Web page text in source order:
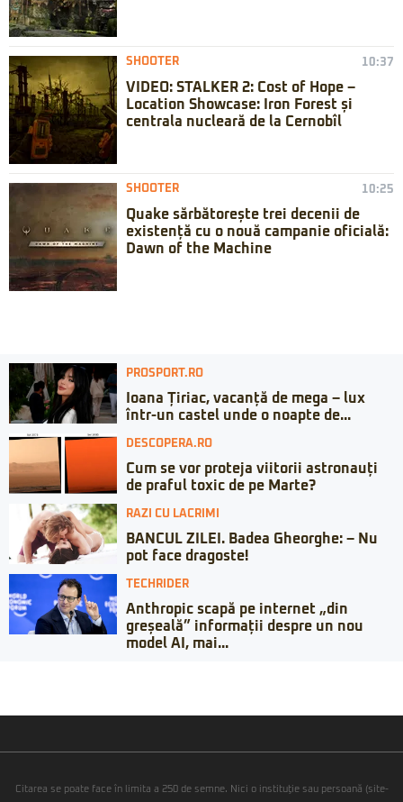
SHOOTER 10:37
VIDEO: STALKER 2: Cost of Hope –
Location Showcase: Iron Forest și
centrala nucleară de la Cernobîl
SHOOTER 10:25
Quake sărbătorește trei decenii de
existență cu o nouă campanie oficială:
Dawn of the Machine
PROSPORT.RO
Ioana Țiriac, vacanță de mega – lux
într-un castel unde o noapte de...
DESCOPERA.RO
Cum se vor proteja viitorii astronauți
de praful toxic de pe Marte?
RAZI CU LACRIMI
BANCUL ZILEI. Badea Gheorghe: – Nu
pot face dragoste!
TECHRIDER
Anthropic scapă pe internet „din
greșeală” informații despre un nou
model AI, mai...
Citarea se poate face în limita a 250 de semne. Nici o instituţie sau persoană (site-